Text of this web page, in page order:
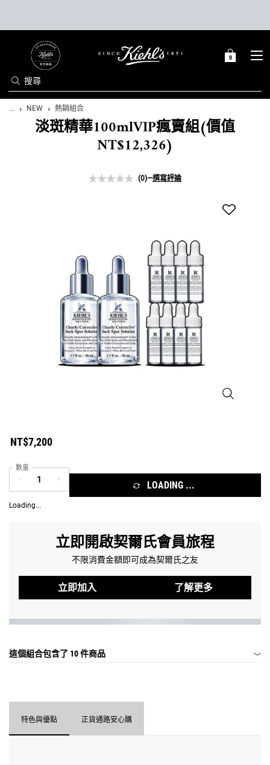
搜尋
購0
0 PRODUCT IN
Main content
... NEW 熱銷組合
淡斑精華100mlVIP瘋賣組(價值
NT$12,326)
(0)—撰寫評論
淡斑精華
NT$7,200
數量
LOADING ...
Loading...
立即開啟契爾氏會員旅程
不限消費金額即可成為契爾氏之友
立即加入 了解更多
這個組合包含了 10 件商品
特色與優點 正貨通路安心購